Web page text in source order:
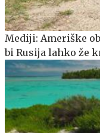
Mediji: Ameriške
bi Rusija lahko že